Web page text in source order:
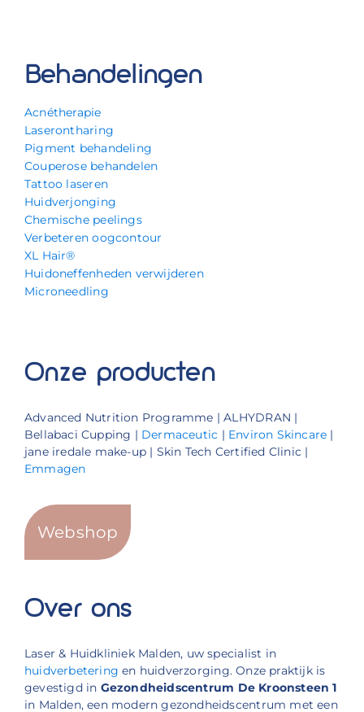
Behandelingen
Acnétherapie
Laserontharing
Pigment behandeling
Couperose behandelen
Tattoo laseren
Huidverjonging
Chemische peelings
Verbeteren oogcontour
XL Hair®
Huidoneffenheden verwijderen
Microneedling
Onze producten
Advanced Nutrition Programme | ALHYDRAN |
Bellabaci Cupping | Dermaceutic | Environ Skincare |
jane iredale make-up | Skin Tech Certified Clinic |
Emmagen
Webshop
Over ons
Laser & Huidkliniek Malden, uw specialist in
huidverbetering en huidverzorging. Onze praktijk is
gevestigd in Gezondheidscentrum De Kroonsteen 1
in Malden, een modern gezondheidscentrum met een